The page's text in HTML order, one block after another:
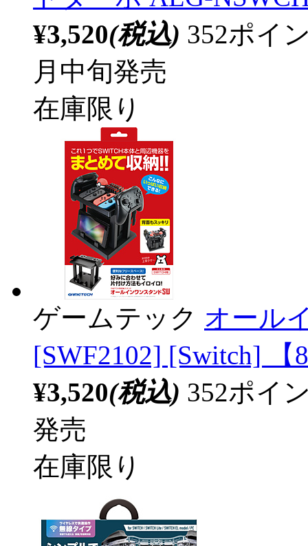
¥3,520(税込) 352ポイ
月中旬発売
在庫限り
ゲームテック オール
[SWF2102] [Switch] 【
¥3,520(税込) 352ポイ
発売
在庫限り